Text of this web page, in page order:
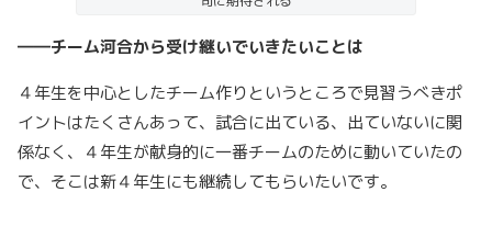
――チーム河合から受け継いでいきたいことは
４年生を中心としたチーム作りというところで見習うべきポ
イントはたくさんあって、試合に出ている、出ていないに関
係なく、４年生が献身的に一番チームのために動いていたの
で、そこは新４年生にも継続してもらいたいです。